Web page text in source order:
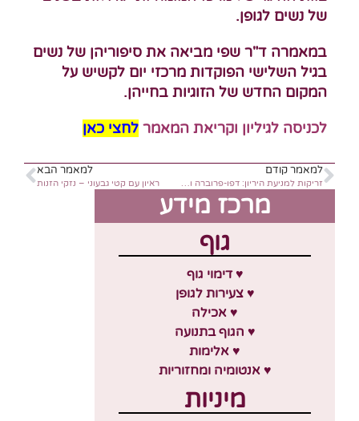
של נשים לגופן.
במאמרה ד"ר שפי מביאה את סיפוריהן של נשים
בגיל השלישי הפוקדות מרכזי יום לקשיש על
המקום החדש של הזוגיות בחייהן.
לכניסה לגיליון וקריאת המאמר לחצי כאן
למאמר קודם
זריקות למניעת היריון: דפו-פרוברה וסיאנה
למאמר הבא
ראיון עם קטי גבעוני – נזקי הזנות
מרכז מידע
גוף
♥ דימוי גוף
♥ צעירות לגופן
♥ אכילה
♥ הגוף בתנועה
♥ אלימות
♥ אנטומיה ומחזוריות
מיניות